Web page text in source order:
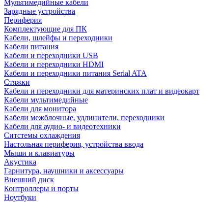
Мультимедийные кабели
Зарядные устройства
Периферия
Комплектующие для ПК
Кабели, шлейфы и переходники
Кабели питания
Кабели и переходники USB
Кабели и переходники HDMI
Кабели и переходники питания Serial ATA
Стяжки
Кабели и переходники для материнских плат и видеокарт
Кабели мультимедийные
Кабели для монитора
Кабели межблочные, удлинители, переходники
Кабели для аудио- и видеотехники
Ситстемы охлаждения
Настольная периферия, устройства ввода
Мыши и клавиатуры
Акустика
Гарнитура, наушники и аксессуары
Внешний диск
Контроллеры и порты
Ноутбуки